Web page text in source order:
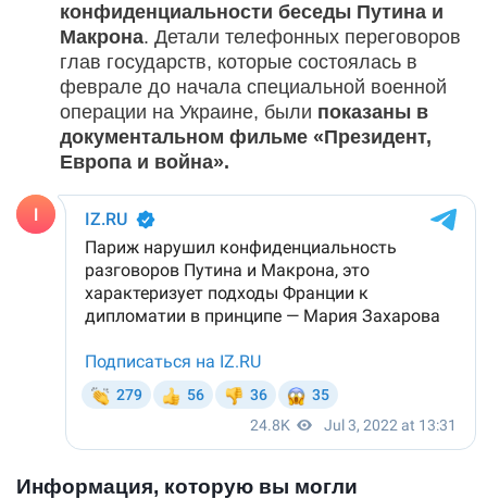
конфиденциальности беседы Путина и
Макрона. Детали телефонных переговоров
глав государств, которые состоялась в
феврале до начала специальной военной
операции на Украине, были показаны в
документальном фильме «Президент,
Европа и война».
Информация, которую вы могли